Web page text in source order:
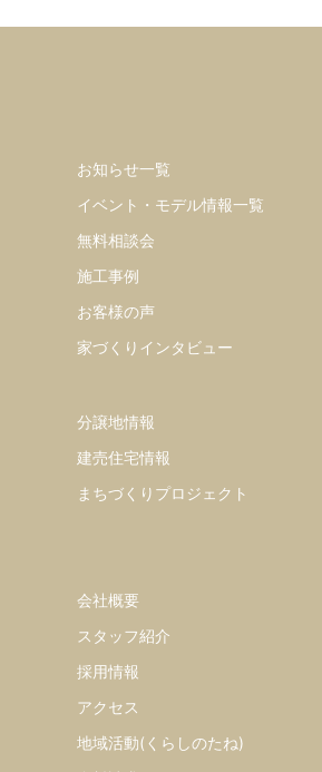
お知らせ一覧
イベント・モデル情報一覧
無料相談会
施工事例
お客様の声
家づくりインタビュー
分譲地情報
建売住宅情報
まちづくりプロジェクト
会社概要
スタッフ紹介
採用情報
アクセス
地域活動(くらしのたね)